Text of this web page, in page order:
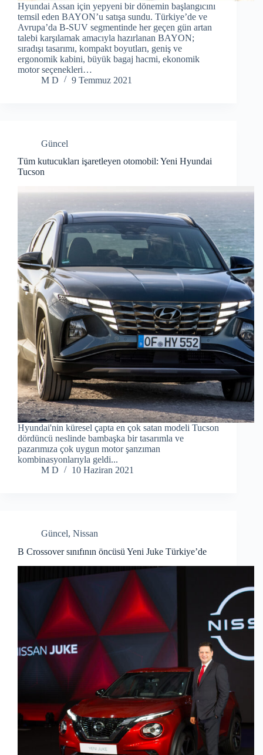
Hyundai Assan için yepyeni bir dönemin başlangıcını
temsil eden BAYON’u satışa sundu. Türkiye’de ve
Avrupa’da B-SUV segmentinde her geçen gün artan
talebi karşılamak amacıyla hazırlanan BAYON;
sıradışı tasarımı, kompakt boyutları, geniş ve
ergonomik kabini, büyük bagaj hacmi, ekonomik
motor seçenekleri…
M D
9 Temmuz 2021
Güncel
Tüm kutucukları işaretleyen otomobil: Yeni Hyundai
Tucson
Hyundai'nin küresel çapta en çok satan modeli Tucson
dördüncü neslinde bambaşka bir tasarımla ve
pazarımıza çok uygun motor şanzıman
kombinasyonlarıyla geldi...
M D
10 Haziran 2021
Güncel, Nissan
B Crossover sınıfının öncüsü Yeni Juke Türkiye’de